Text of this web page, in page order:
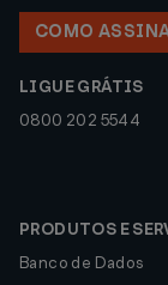
COMO
LIGUE GRÁTIS
0800 202 5544
PRODUTOS E
Banco de Dados